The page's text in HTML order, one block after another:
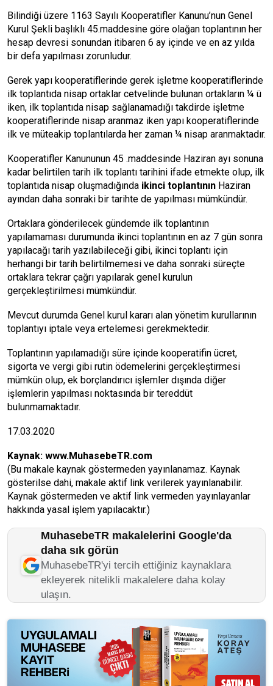
Bilindiği üzere 1163 Sayılı Kooperatifler Kanunu’nun Genel
Kurul Şekli başlıklı 45.maddesine göre olağan toplantının her
hesap devresi sonundan itibaren 6 ay içinde ve en az yılda
bir defa yapılması zorunludur.
Gerek yapı kooperatiflerinde gerek işletme kooperatiflerinde
ilk toplantıda nisap ortaklar cetvelinde bulunan ortakların ¼ ü
iken, ilk toplantıda nisap sağlanamadığı takdirde işletme
kooperatiflerinde nisap aranmaz iken yapı kooperatiflerinde
ilk ve müteakip toplantılarda her zaman ¼ nisap aranmaktadır.
Kooperatifler Kanununun 45 .maddesinde Haziran ayı sonuna
kadar belirtilen tarih ilk toplantı tarihini ifade etmekte olup, ilk
toplantıda nisap oluşmadığında ikinci toplantının Haziran
ayından daha sonraki bir tarihte de yapılması mümkündür.
Ortaklara gönderilecek gündemde ilk toplantının
yapılamaması durumunda ikinci toplantının en az 7 gün sonra
yapılacağı tarih yazılabileceği gibi, ikinci toplantı için
herhangi bir tarih belirtilmemesi ve daha sonraki süreçte
ortaklara tekrar çağrı yapılarak genel kurulun
gerçekleştirilmesi mümkündür.
Mevcut durumda Genel kurul kararı alan yönetim kurullarının
toplantıyı iptale veya ertelemesi gerekmektedir.
Toplantının yapılamadığı süre içinde kooperatifin ücret,
sigorta ve vergi gibi rutin ödemelerini gerçekleştirmesi
mümkün olup, ek borçlandırıcı işlemler dışında diğer
işlemlerin yapılması noktasında bir tereddüt
bulunmamaktadır.
17.03.2020
Kaynak: www.MuhasebeTR.com
(Bu makale kaynak göstermeden yayınlanamaz. Kaynak
gösterilse dahi, makale aktif link verilerek yayınlanabilir.
Kaynak göstermeden ve aktif link vermeden yayınlayanlar
hakkında yasal işlem yapılacaktır.)
MuhasebeTR makalelerini Google'da
daha sık görün
MuhasebeTR'yi tercih ettiğiniz kaynaklara
ekleyerek nitelikli makalelere daha kolay
ulaşın.